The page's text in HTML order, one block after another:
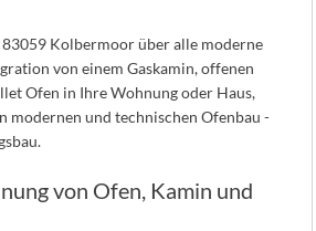
Kolbermoor über alle moderne
von einem Gaskamin, offenen
Ofen in Ihre Wohnung oder Haus,
modernen und technischen Ofenbau -
von Ofen, Kamin und